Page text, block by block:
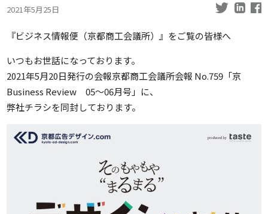
2021年5月25日
『ビジネス情報便（京都商工会議所）』をご覧の皆様へ
いつもお世話になっております。
2021年5月20日発行の会報京都商工会議所会報 No.759「京
Business Review 05～06月号」に、
弊社チラシを同封しております。